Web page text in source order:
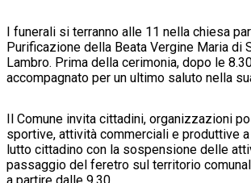
I funerali si terranno alle 11 nella chiesa
Purificazione della Beata Vergine Maria di
Lambro. Prima della cerimonia, dopo le
accompagnato per un ultimo saluto nella
Il Comune invita cittadini, organizzazioni
sportive, attività commerciali e produttive
lutto cittadino con la sospensione delle
passaggio del feretro sul territorio